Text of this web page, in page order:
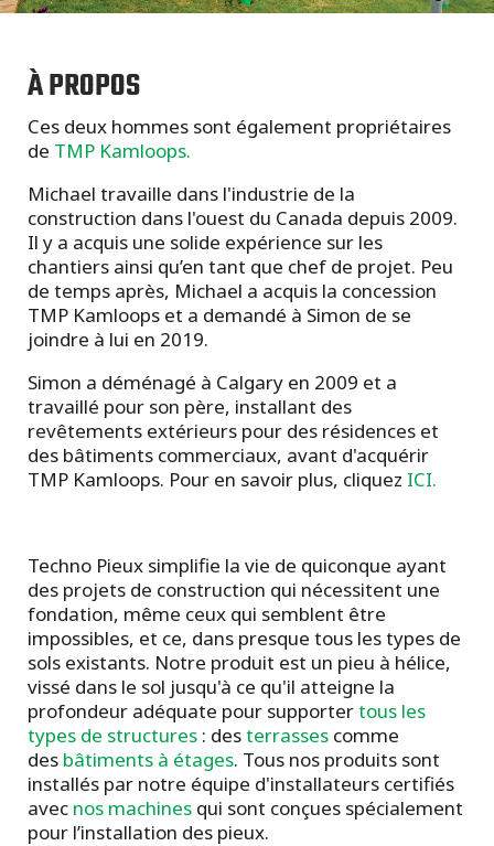
À PROPOS
Ces deux hommes sont également propriétaires
de TMP Kamloops.
Michael travaille dans l'industrie de la
construction dans l'ouest du Canada depuis 2009.
Il y a acquis une solide expérience sur les
chantiers ainsi qu’en tant que chef de projet. Peu
de temps après, Michael a acquis la concession
TMP Kamloops et a demandé à Simon de se
joindre à lui en 2019.
Simon a déménagé à Calgary en 2009 et a
travaillé pour son père, installant des
revêtements extérieurs pour des résidences et
des bâtiments commerciaux, avant d'acquérir
TMP Kamloops. Pour en savoir plus, cliquez ICI.
Techno Pieux simplifie la vie de quiconque ayant
des projets de construction qui nécessitent une
fondation, même ceux qui semblent être
impossibles, et ce, dans presque tous les types de
sols existants. Notre produit est un pieu à hélice,
vissé dans le sol jusqu'à ce qu'il atteigne la
profondeur adéquate pour supportertous les
types de structures : desterrasses comme
des bâtiments à étages. Tous nos produits sont
installés par notre équipe d'installateurs certifiés
avec nos machines qui sont conçues spécialement
pour l’installation des pieux.